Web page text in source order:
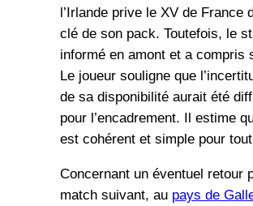
l’Irlande prive le XV de France
clé de son pack. Toutefois, le
informé en amont et a compris
Le joueur souligne que
de sa disponibilité aurait été
pour l’encadrement. Il estime
est cohérent et simple pour
Concernant un éventuel retour
match suivant, au pays de